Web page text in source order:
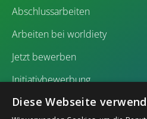
Abschlussarbeiten
Arbeiten bei worldiety
Jetzt bewerben
Initiativbewerbung
Diese Webseite